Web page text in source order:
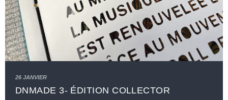
26 JANVIER
DNMADE 3- ÉDITION COLLECTOR